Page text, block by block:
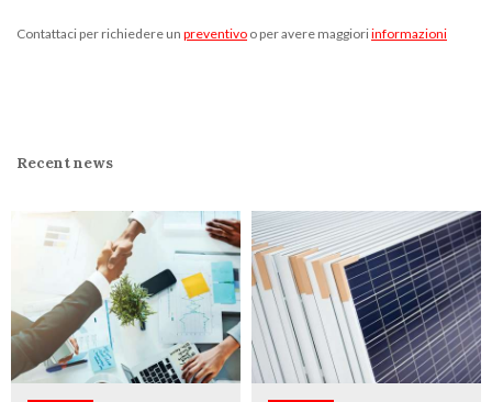
Contattaci per richiedere un preventivo o per avere maggioriinformazioni
Recent news